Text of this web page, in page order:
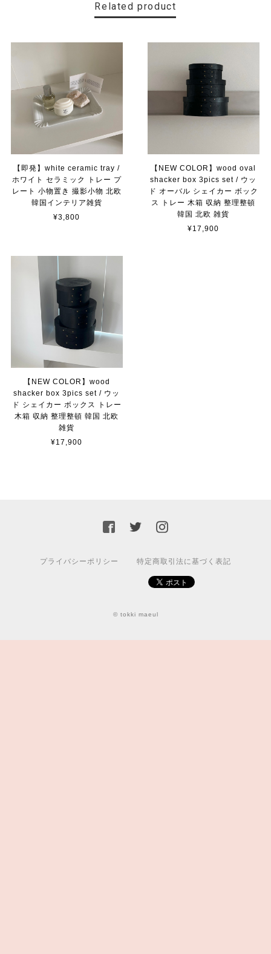
Related product
【即発】white ceramic tray /
ホワイト セラミック トレー プ
レート 小物置き 撮影小物 北欧
韓国インテリア雑貨
¥3,800
【NEW COLOR】wood oval
shacker box 3pics set / ウッ
ド オーバル シェイカー ボック
ス トレー 木箱 収納 整理整頓
韓国 北欧 雑貨
¥17,900
【NEW COLOR】wood
shacker box 3pics set / ウッ
ド シェイカー ボックス トレー
木箱 収納 整理整頓 韓国 北欧
雑貨
¥17,900
プライバシーポリシー 特定商取引法に基づく表記
© tokki maeul